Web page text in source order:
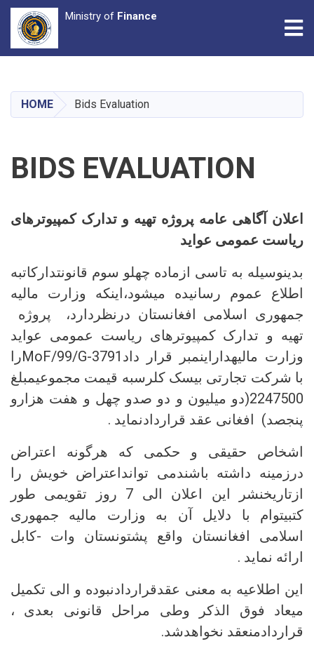
content
Ministry of Finance
HOME Bids Evaluation
BIDS EVALUATION
اعلان آگاهی عامه پروژه تهیه و تدارک کمپیوترهای
ریاست عمومی عواید
بدینوسیله به تاسی ازماده چهلو سوم قانونتدارکاتبه
اطلاع عموم رسانیده میشود،اینکه وزارت مالیه
جمهوری اسلامی افغانستان درنظردارد، پروژه
تهیه و تدارک کمپیوترهای ریاست عمومی عواید
وزارت مالیهداراینمبر قرار دادMoF/99/G-3791را
با شرکت تجارتی بیسک کلرسبه قیمت مجموعیمبلغ
2247500(دو میلیون و دو صدو چهل و هفت هزارو
پنجصد) افغانی عقد قراردادنماید .
اشخاص حقیقی و حکمی که هرگونه اعتراض
درزمینه داشته باشندمی توانداعتراض خویش را
ازتاریخنشر این اعلان الی 7 روز تقویمی طور
کتبیتوام با دلایل آن به وزارت مالیه جمهوری
اسلامی افغانستان واقع پشتونستان وات -کابل
ارائه نماید .
این اطلاعیه به معنی عقدقراردادنبوده و الی تکمیل
میعاد فوق الذکر وطی مراحل قانونی بعدی ،
قراردادمنعقد نخواهدشد.